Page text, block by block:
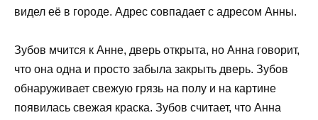
видел её в городе. Адрес совпадает с адресом Анны.
Зубов мчится к Анне, дверь открыта, но Анна говорит,
что она одна и просто забыла закрыть дверь. Зубов
обнаруживает свежую грязь на полу и на картине
появилась свежая краска. Зубов считает, что Анна